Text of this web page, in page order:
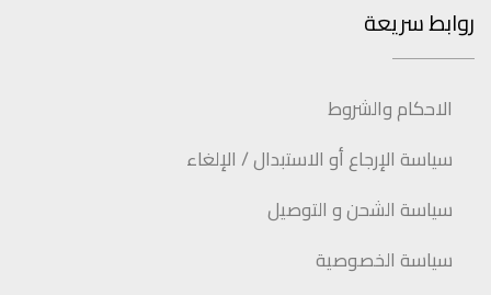
روابط سريعة
الاحكام والشروط
سياسة الإرجاع أو الاستبدال / الإلغاء
سياسة الشحن و التوصيل
سياسة الخصوصية